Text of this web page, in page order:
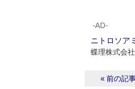
‐AD‐
ニトロソア
蝶理株式会社
« 前の記